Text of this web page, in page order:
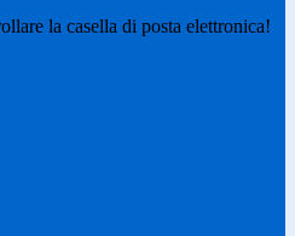
la casella di posta elettronica!